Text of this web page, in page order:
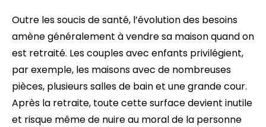
Outre les soucis de santé, l’évolution des besoins
amène généralement à vendre sa maison quand on
est retraité. Les couples avec enfants privilégient,
par exemple, les maisons avec de nombreuses
pièces, plusieurs salles de bain et une grande cour.
Après la retraite, toute cette surface devient inutile
et risque même de nuire au moral de la personne